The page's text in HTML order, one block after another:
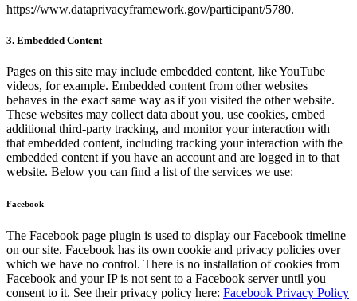
https://www.dataprivacyframework.gov/participant/5780.
3. Embedded Content
Pages on this site may include embedded content, like YouTube
videos, for example. Embedded content from other websites
behaves in the exact same way as if you visited the other website.
These websites may collect data about you, use cookies, embed
additional third-party tracking, and monitor your interaction with
that embedded content, including tracking your interaction with the
embedded content if you have an account and are logged in to that
website. Below you can find a list of the services we use:
Facebook
The Facebook page plugin is used to display our Facebook timeline
on our site. Facebook has its own cookie and privacy policies over
which we have no control. There is no installation of cookies from
Facebook and your IP is not sent to a Facebook server until you
consent to it. See their privacy policy here: Facebook Privacy Policy